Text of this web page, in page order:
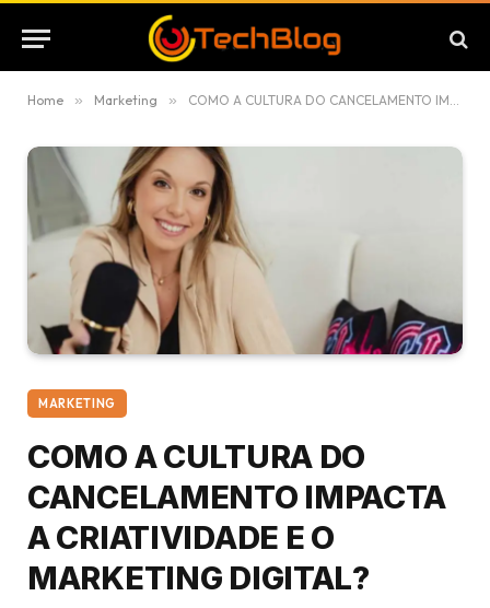
Home » Marketing » COMO A CULTURA DO CANCELAMENTO IMPACTA A CRIATIVIDADE E O MARKETING DIGITAL?
MARKETING
COMO A CULTURA DO
CANCELAMENTO IMPACTA
A CRIATIVIDADE E O
MARKETING DIGITAL?